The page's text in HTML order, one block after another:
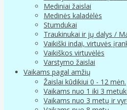
Mediniai žaislai
Medinės kaladėlės
Stumdukai
Traukinukai ir jų dalys /
Vaikiški indai, virtuvės
Vaikiškos virtuvėlės
Varstymo žaislai
Vaikams pagal amžių
Žaislai kūdikiui 0 - 12 mėn.
Vaikams nuo 1 iki 3
Vaikams nuo 3 metų ir